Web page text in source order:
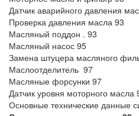
Датчик аварийного давления
Проверка давления масла 93
Масляный поддон . 93
Масляный насос 95
Замена штуцера масляного
Маслоотделитель 97
Масляные форсунки 97
Датчик уровня моторного масла
Основные технические данные